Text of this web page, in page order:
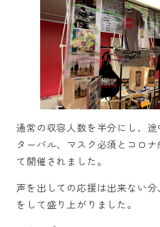
通常の収容人数を半分にし、
ターバル、マスク必須とコロ
て開催されました。
声を出しての応援は出来ない
をして盛り上がりました。